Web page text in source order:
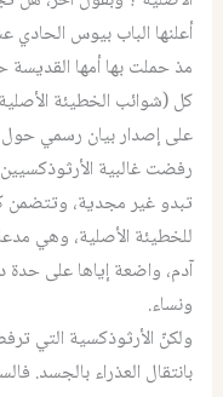
مذ حملت بها أمها القديسة
كل (شوائب الخطيئة
رفضت غالبية
تبدو غير مجدية، وتتضمن
للخطيئة الأصلية، وهي
آدم، واضعة إياها على حدة
ونساء.
ولكنّ الأرثوذكسية التي
بانتقال العذراء بالجسد.